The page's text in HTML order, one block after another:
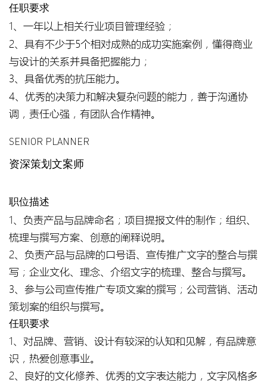
任职要求
1、一年以上相关行业项目管理经验；
2、具有不少于5个相对成熟的成功实施案例，懂得商业
与设计的关系并具备把握能力；
3、具备优秀的抗压能力。
4、优秀的决策力和解决复杂问题的能力，善于沟通协
调，责任心强，有团队合作精神。
SENIOR PLANNER
资深策划文案师
职位描述
1、负责产品与品牌命名；项目提报文件的制作；组织、
梳理与撰写方案、创意的阐释说明。
2、负责产品与品牌的口号语、宣传推广文字的整合与撰
写；企业文化、理念、介绍文字的梳理、整合与撰写。
3、参与公司宣传推广专项文案的撰写；公司营销、活动
策划案的组织与撰写。
任职要求
1、对品牌、营销、设计有较深的认知和见解，有品牌意
识，热爱创意事业。
2、良好的文化修养、优秀的文字表达能力，文字风格多